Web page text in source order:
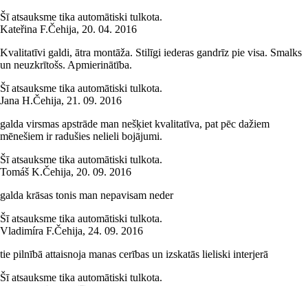
Šī atsauksme tika automātiski tulkota.
Kateřina F.Čehija, 20. 04. 2016
Kvalitatīvi galdi, ātra montāža. Stilīgi iederas gandrīz pie visa. Smalks
un neuzkrītošs. Apmierinātība.
Šī atsauksme tika automātiski tulkota.
Jana H.Čehija, 21. 09. 2016
galda virsmas apstrāde man nešķiet kvalitatīva, pat pēc dažiem
mēnešiem ir radušies nelieli bojājumi.
Šī atsauksme tika automātiski tulkota.
Tomáš K.Čehija, 20. 09. 2016
galda krāsas tonis man nepavisam neder
Šī atsauksme tika automātiski tulkota.
Vladimíra F.Čehija, 24. 09. 2016
tie pilnībā attaisnoja manas cerības un izskatās lieliski interjerā
Šī atsauksme tika automātiski tulkota.